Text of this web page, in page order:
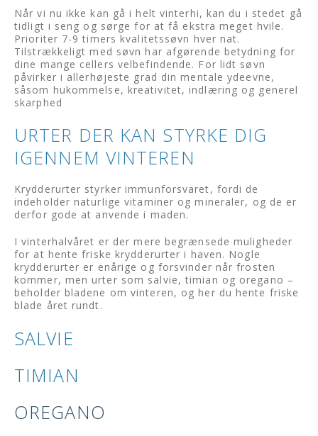
Når vi nu ikke kan gå i helt vinterhi, kan du i stedet gå
tidligt i seng og sørge for at få ekstra meget hvile.
Prioriter 7-9 timers kvalitetssøvn hver nat.
Tilstrækkeligt med søvn har afgørende betydning for
dine mange cellers velbefindende. For lidt søvn
påvirker i allerhøjeste grad din mentale ydeevne,
såsom hukommelse, kreativitet, indlæring og generel
skarphed
URTER DER KAN STYRKE DIG
IGENNEM VINTEREN
Krydderurter styrker immunforsvaret, fordi de
indeholder naturlige vitaminer og mineraler, og de er
derfor gode at anvende i maden.
I vinterhalvåret er der mere begrænsede muligheder
for at hente friske krydderurter i haven. Nogle
krydderurter er enårige og forsvinder når frosten
kommer, men urter som salvie, timian og oregano –
beholder bladene om vinteren, og her du hente friske
blade året rundt.
SALVIE
TIMIAN
OREGANO